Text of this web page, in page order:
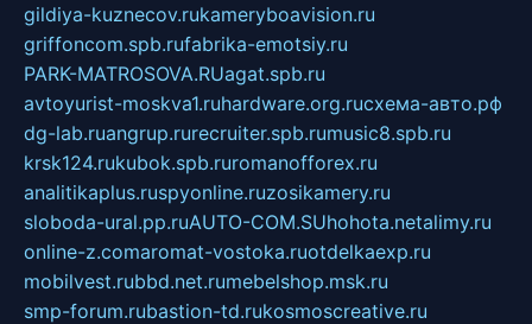
gildiya-kuznecov.rukameryboavision.ru
griffoncom.spb.rufabrika-emotsiy.ru
PARK-MATROSOVA.RUagat.spb.ru
avtoyurist-moskva1.ruhardware.org.ruсхема-авто.рф
dg-lab.ruangrup.rurecruiter.spb.rumusic8.spb.ru
krsk124.rukubok.spb.ruromanofforex.ru
analitikaplus.ruspyonline.ruzosikamery.ru
sloboda-ural.pp.ruAUTO-COM.SUhohota.netalimy.ru
online-z.comaromat-vostoka.ruotdelkaexp.ru
mobilvest.rubbd.net.rumebelshop.msk.ru
smp-forum.rubastion-td.rukosmoscreative.ru